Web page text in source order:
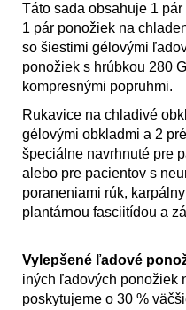
Táto sada obsahuje 1
1 pár ponožiek na
so šiestimi gélovými
ponožiek s hrúbkou 280
kompresnými popruhmi.
Rukavice na chladivé
gélovými obkladmi a 2
špeciálne navrhnuté pre
alebo pre pacientov s
poraneniami rúk,
plantárnou fasciitídou a
Vylepšené ľadové
iných ľadových ponožiek
poskytujeme o 30 %